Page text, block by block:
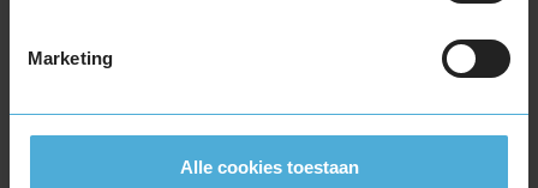
Marketing
Alle cookies toestaan
195/55R16 87V